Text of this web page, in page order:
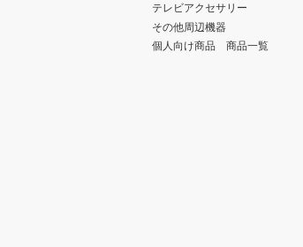
テレビアクセサリー
その他周辺機器
個人向け商品 商品一覧